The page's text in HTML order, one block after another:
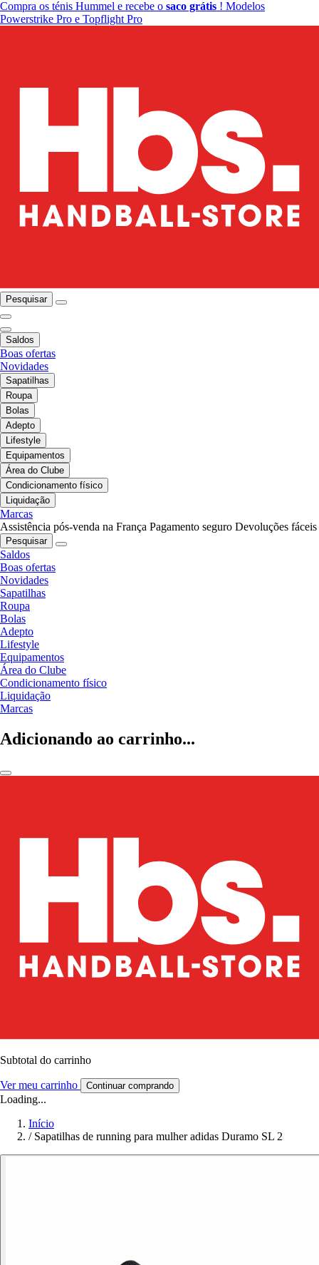
Compra os ténis Hummel e recebe o saco grátis ! Modelos
Powerstrike Pro e Topflight Pro
Pesquisar
Saldos
Boas ofertas
Novidades
Sapatilhas
Roupa
Bolas
Adepto
Lifestyle
Equipamentos
Área do Clube
Condicionamento físico
Liquidação
Marcas
Assistência pós-venda na França Pagamento seguro Devoluções fáceis
Pesquisar
Saldos
Boas ofertas
Novidades
Sapatilhas
Roupa
Bolas
Adepto
Lifestyle
Equipamentos
Área do Clube
Condicionamento físico
Liquidação
Marcas
Adicionando ao carrinho...
Subtotal do carrinho
Ver meu carrinho Continuar comprando
Loading...
Início
/ Sapatilhas de running para mulher adidas Duramo SL 2